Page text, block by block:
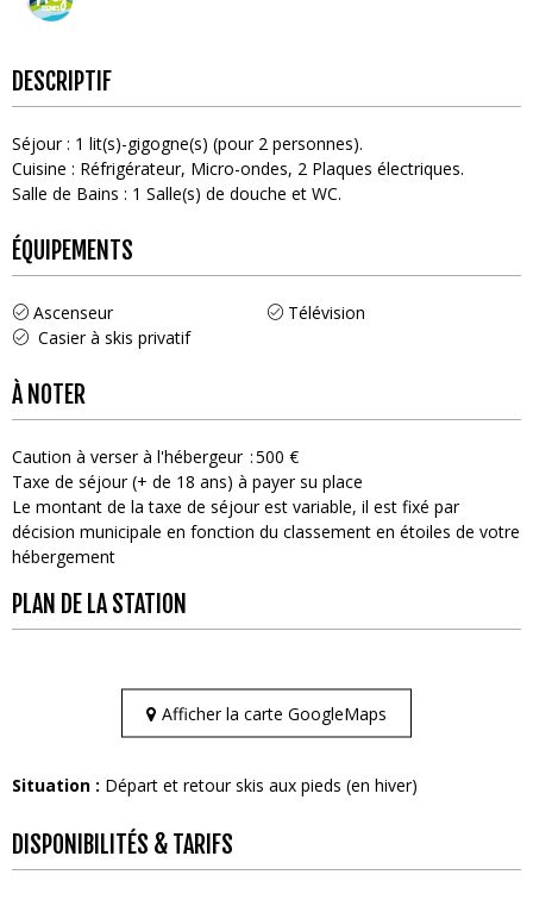
DESCRIPTIF
Séjour: 1 lit(s)-gigogne(s) (pour 2 personnes)
Cuisine : Réfrigérateur Micro-ondes 2 Plaques électriques
Salle de Bains : 1 Salle(s) de douche et WC
ÉQUIPEMENTS
Ascenseur
Télévision
Casier à skis privatif
À NOTER
Caution à verser à l'hébergeur 500 €
Taxe de séjour (+ de 18 ans) à payer su place
Le montant de la taxe de séjour est variable, il est fixé par
décision municipale en fonction du classement en étoiles de votre
hébergement
PLAN DE LA STATION
Afficher la carte GoogleMaps
Situation : Départ et retour skis aux pieds (en hiver)
DISPONIBILITÉS & TARIFS